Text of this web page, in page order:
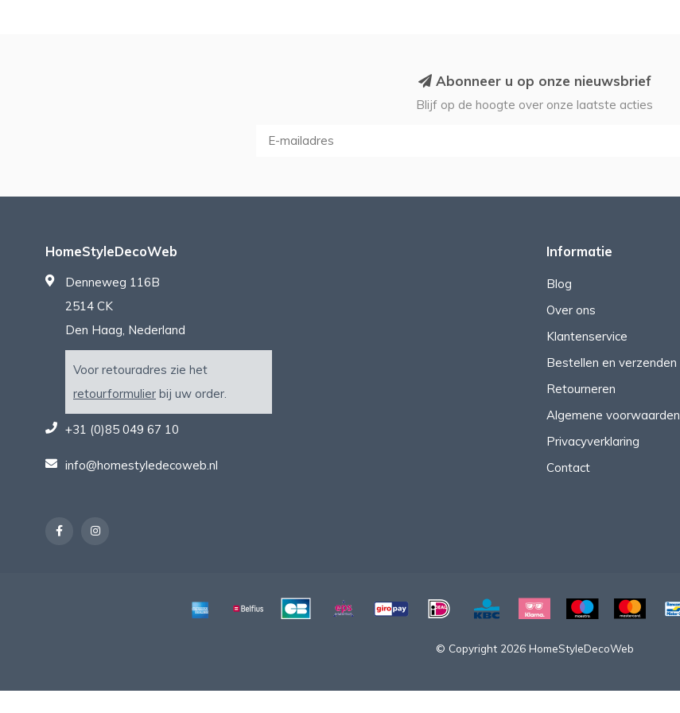
Abonneer u op onze nieuwsbrief
Blijf op de hoogte over onze laatste acties
HomeStyleDecoWeb
Denneweg 116B
2514 CK
Den Haag, Nederland
Voor retouradres zie het
retourformulier bij uw order.
+31 (0)85 049 67 10
info@homestyledecoweb.nl
Informatie
Blog
Over ons
Klantenservice
Bestellen en verzenden
Retourneren
Algemene voorwaarden
Privacyverklaring
Contact
© Copyright 2026 HomeStyleDecoWeb